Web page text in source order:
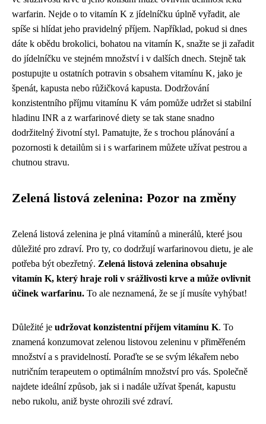
warfarin. Nejde o to vitamín K z jídelníčku úplně vyřadit, ale
spíše si hlídat jeho pravidelný příjem. Například, pokud si dnes
dáte k obědu brokolici, bohatou na vitamín K, snažte se ji zařadit
do jídelníčku ve stejném množství i v dalších dnech. Stejně tak
postupujte u ostatních potravin s obsahem vitamínu K, jako je
špenát, kapusta nebo růžičková kapusta. Dodržování
konzistentního příjmu vitamínu K vám pomůže udržet si stabilní
hladinu INR a z warfarinové diety se tak stane snadno
dodržitelný životní styl. Pamatujte, že s trochou plánování a
pozornosti k detailům si i s warfarinem můžete užívat pestrou a
chutnou stravu.
Zelená listová zelenina: Pozor na změny
Zelená listová zelenina je plná vitamínů a minerálů, které jsou
důležité pro zdraví. Pro ty, co dodržují warfarinovou dietu, je ale
potřeba být obezřetný. Zelená listová zelenina obsahuje
vitamín K, který hraje roli v srážlivosti krve a může ovlivnit
účinek warfarinu. To ale neznamená, že se jí musíte vyhýbat!
Důležité je udržovat konzistentní příjem vitamínu K. To
znamená konzumovat zelenou listovou zeleninu v přiměřeném
množství a s pravidelností. Poraďte se se svým lékařem nebo
nutričním terapeutem o optimálním množství pro vás. Společně
najdete ideální způsob, jak si i nadále užívat špenát, kapustu
nebo rukolu, aniž byste ohrozili své zdraví.